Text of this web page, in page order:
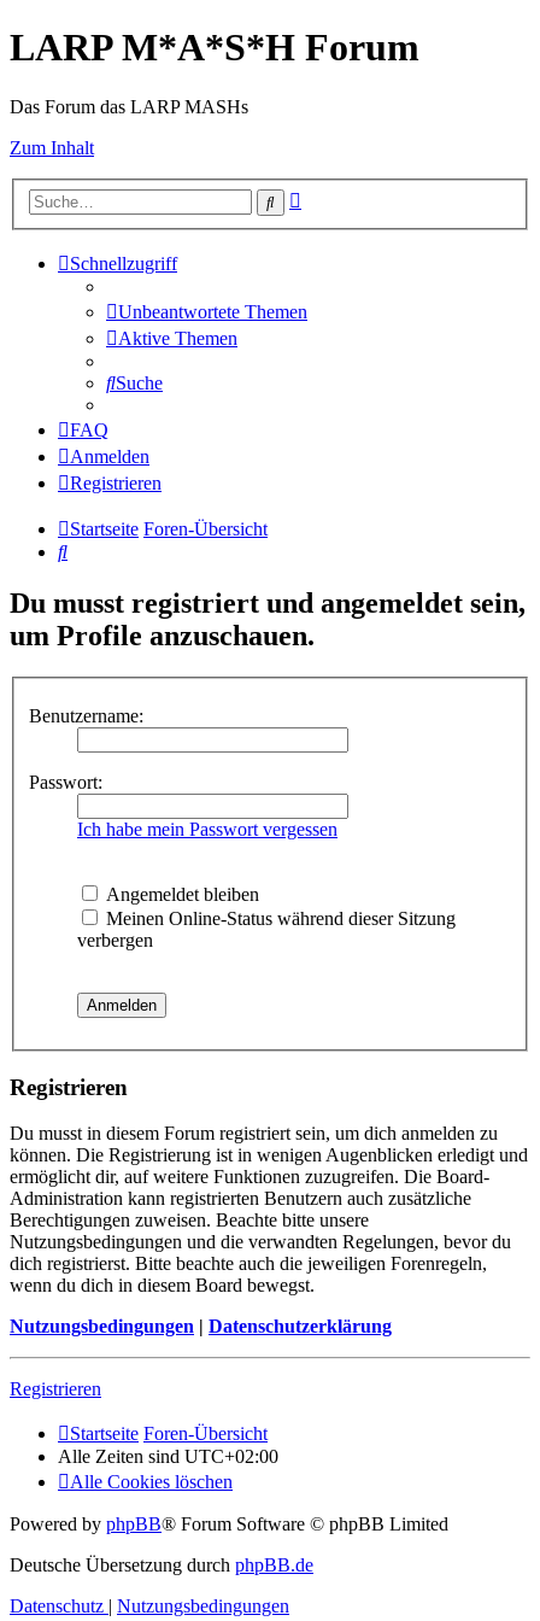
LARP M*A*S*H Forum
Das Forum das LARP MASHs
Zum Inhalt
Suche
Schnellzugriff
Unbeantwortete Themen
Aktive Themen
Suche
FAQ
Anmelden
Registrieren
Startseite Foren-Übersicht
Suche
Du musst registriert und angemeldet sein,
um Profile anzuschauen.
Benutzername:
Passwort:
Ich habe mein Passwort vergessen
Angemeldet bleiben
Meinen Online-Status während dieser Sitzung
verbergen
Registrieren
Du musst in diesem Forum registriert sein, um dich anmelden zu
können. Die Registrierung ist in wenigen Augenblicken erledigt und
ermöglicht dir, auf weitere Funktionen zuzugreifen. Die Board-
Administration kann registrierten Benutzern auch zusätzliche
Berechtigungen zuweisen. Beachte bitte unsere
Nutzungsbedingungen und die verwandten Regelungen, bevor du
dich registrierst. Bitte beachte auch die jeweiligen Forenregeln,
wenn du dich in diesem Board bewegst.
Nutzungsbedingungen | Datenschutzerklärung
Registrieren
Startseite Foren-Übersicht
Alle Zeiten sind UTC+02:00
Alle Cookies löschen
Powered by phpBB® Forum Software © phpBB Limited
Deutsche Übersetzung durch phpBB.de
Datenschutz | Nutzungsbedingungen